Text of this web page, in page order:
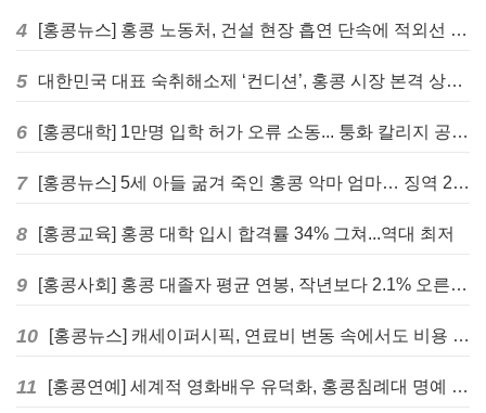
4 [홍콩뉴스] 홍콩 노동처, 건설 현장 흡연 단속에 적외선 드론 투입 검토
5 대한민국 대표 숙취해소제 ‘컨디션’, 홍콩 시장 본격 상륙… 왓슨스 입점 기념 할인 행사 진행
6 [홍콩대학] 1만명 입학 허가 오류 소동... 퉁화 칼리지 공식 사과
7 [홍콩뉴스] 5세 아들 굶겨 죽인 홍콩 악마 엄마… 징역 22년 중형 선고
8 [홍콩교육] 홍콩 대학 입시 합격률 34% 그쳐...역대 최저
9 [홍콩사회] 홍콩 대졸자 평균 연봉, 작년보다 2.1% 오른 33만 6천 홍콩달러 기록
10 [홍콩뉴스] 캐세이퍼시픽, 연료비 변동 속에서도 비용 절감 위한 감편 계획 없어
11 [홍콩연예] 세계적 영화배우 유덕화, 홍콩침례대 명예 박사 학위 받는다